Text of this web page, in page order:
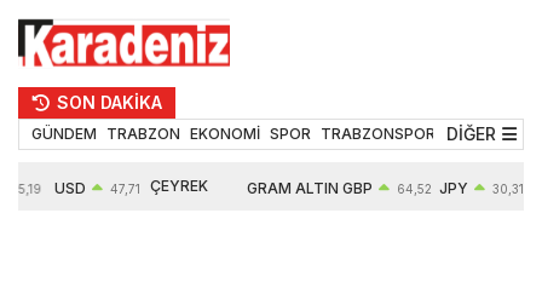
SON DAKİKA
GÜNDEM TRABZON EKONOMİ SPOR TRABZONSPOR TEKNOLOJİ
DİĞER
55,19 USD 47,71 ÇEYREK GRAM ALTIN GBP 64,52 JPY 30,31